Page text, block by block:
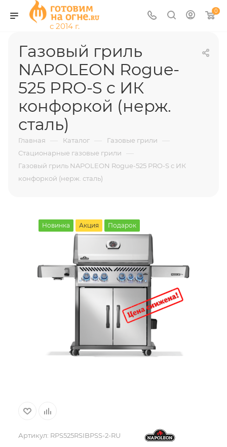
0
Газовый гриль
NAPOLEON Rogue-
525 PRO-S c ИК
конфоркой (нерж.
сталь)
Главная — Каталог — Газовые грили —
Стационарные газовые грили —
Газовый гриль NAPOLEON Rogue-525 PRO-S c ИК
конфоркой (нерж. сталь)
Новинка Акция Подарок
Артикул: RPS525RSIBPSS-2-RU